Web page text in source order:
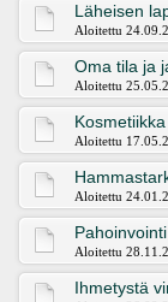
Läheisen
Aloitettu
Oma tila ja
Aloitettu
Kosmetiikka
Aloitettu
Aloitettu
Aloitettu
Ihmetystä